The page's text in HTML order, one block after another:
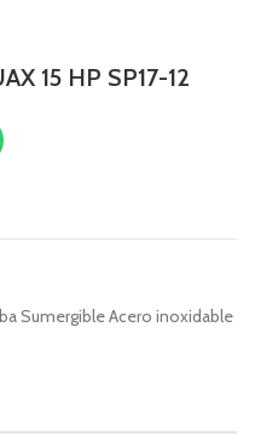
15 HP SP17-12
Sumergible Acero inoxidable